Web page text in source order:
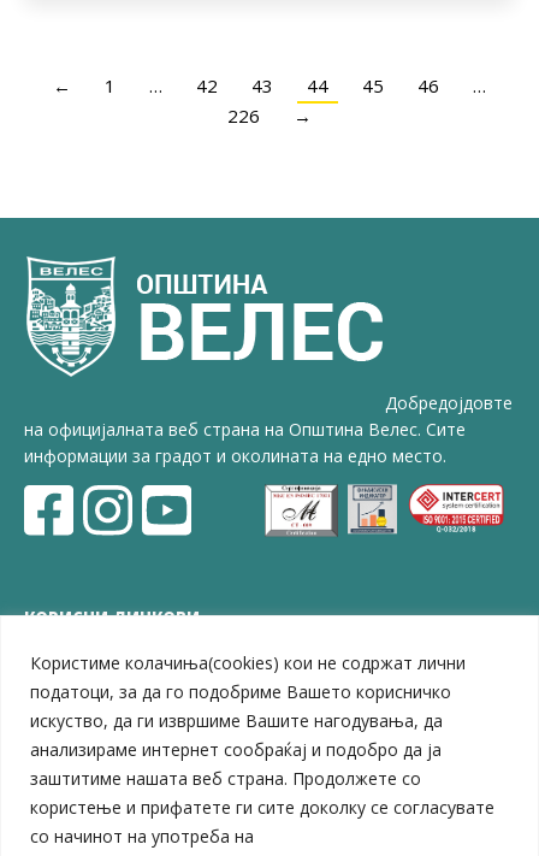
Користиме колачиња(cookies) кои не содржат лични
податоци, за да го подобриме Вашето корисничко
искуство, да ги извршиме Вашите нагодувања, да
анализираме интернет сообраќај и подобро да ја
заштитиме нашата веб страна. Продолжете со
користење и прифатете ги сите доколку се согласувате
со начинот на употреба на
← 1 … 42 43 44 45 46
…
226
→
Добредојдовте
на официјалната веб страна на Општина Велес. Сите
информации за градот и околината на едно место.
КОРИСНИ ЛИНКОВИ
ЗЕЛС – Заедница на единиците на локална самоуправа
Центар за развој на Вардарски плански регион
Јавно комунално претпријатие „Дервен“
ЈПССО „Парк – спорт и паркинзи“
ЛБ „Гоце Делчев“
ЛУ „Народен Музеј“
Влада на Република Северна Македонија
Собрание на Република Северна Македонија